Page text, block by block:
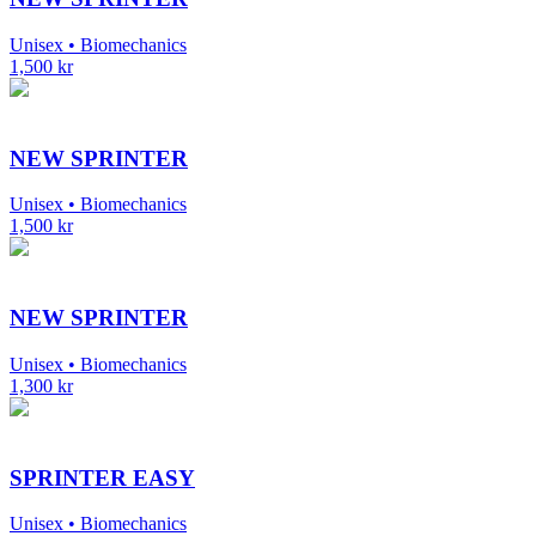
Unisex • Biomechanics
1,500 kr
NEW SPRINTER
Unisex • Biomechanics
1,500 kr
NEW SPRINTER
Unisex • Biomechanics
1,300 kr
SPRINTER EASY
Unisex • Biomechanics